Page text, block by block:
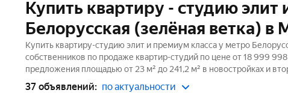
Купить квартиру - студию
Белорусская (зелёная ветка)
Купить квартиру-студию элит и премиум класса у метро
собственников по продаже квартир-студий по цене от 18 999
предложения площадью от 23 м² до 241,2 м² в новостройках и
37 объявлений: по актуальности